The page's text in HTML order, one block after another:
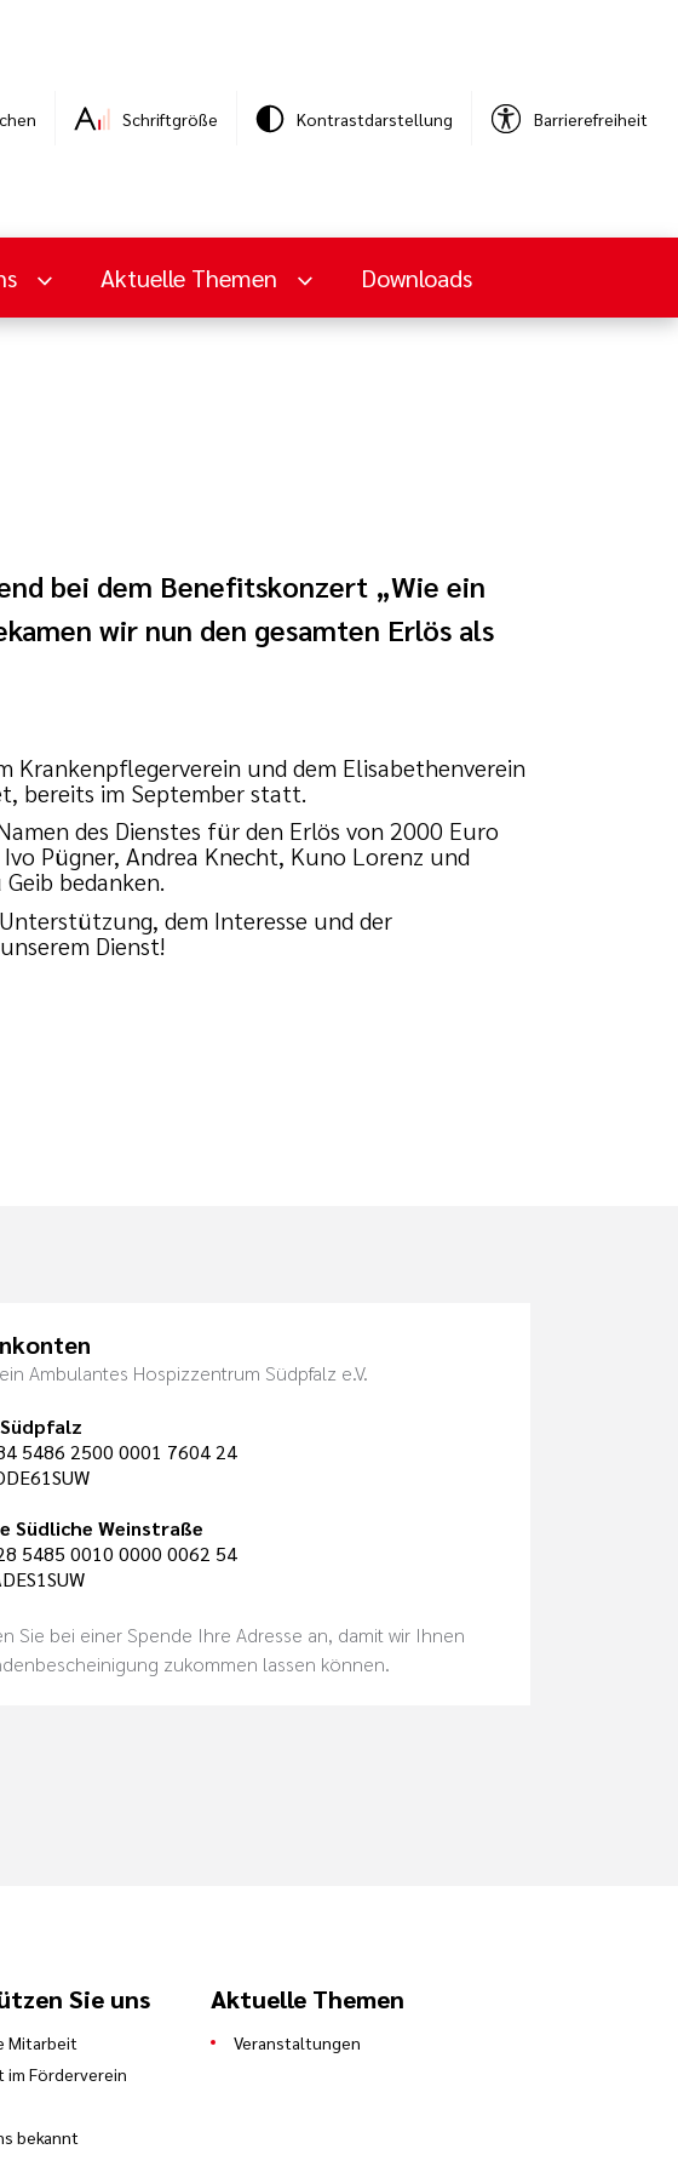
Schriftgröße Kontrastdarstellung Barrierefreiheit
Aktuelle Themen Downloads
bei dem Benefitskonzert „Wie ein
wir nun den gesamten Erlös als
Krankenpflegerverein und dem Elisabethenverein
bereits im September statt.
des Dienstes für den Erlös von 2000 Euro
Pügner, Andrea Knecht, Kuno Lorenz und
bedanken.
dem Interesse und der
Dienst!
Ambulantes Hospizzentrum Südpfalz e.V.
5486 2500 0001 7604 24
Südliche Weinstraße
5485 0010 0000 0062 54
Sie bei einer Spende Ihre Adresse an, damit wir Ihnen
zukommen lassen können.
Sie uns
Mitarbeit
Förderverein
bekannt
Aktuelle Themen
Veranstaltungen